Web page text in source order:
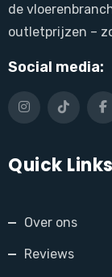
de
outletprijzen –
Social media:
Quick Links
Over ons
Reviews